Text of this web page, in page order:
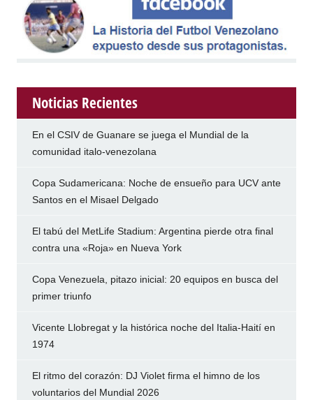
Noticias Recientes
En el CSIV de Guanare se juega el Mundial de la
comunidad italo-venezolana
Copa Sudamericana: Noche de ensueño para UCV ante
Santos en el Misael Delgado
El tabú del MetLife Stadium: Argentina pierde otra final
contra una «Roja» en Nueva York
Copa Venezuela, pitazo inicial: 20 equipos en busca del
primer triunfo
Vicente Llobregat y la histórica noche del Italia-Haití en
1974
El ritmo del corazón: DJ Violet firma el himno de los
voluntarios del Mundial 2026